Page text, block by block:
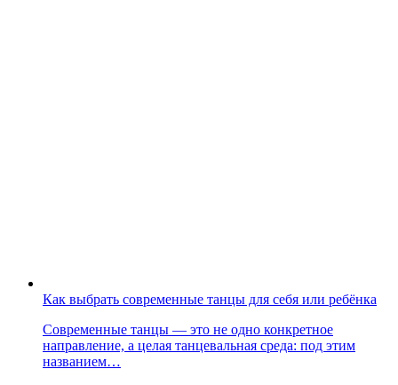
Как выбрать современные танцы для себя или ребёнка
Современные танцы — это не одно конкретное
направление, а целая танцевальная среда: под этим
названием…